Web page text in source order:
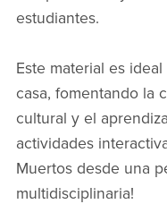
estudiantes.
Este material es
casa, fomentando la
cultural y el
actividades
Muertos desde una
multidisciplinaria!